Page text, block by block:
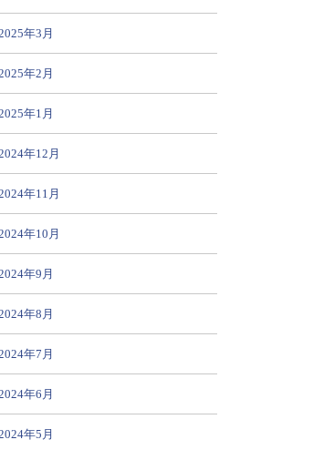
年3月
年2月
年1月
年12月
年11月
年10月
年9月
年8月
年7月
年6月
年5月